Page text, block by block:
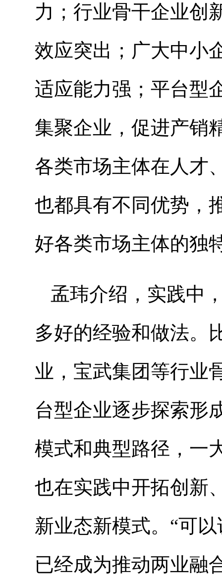
力；行业骨干企业创
效应突出；广大中小
适应能力强；平台型
集聚企业，促进产销
各类市场主体在人才
也都具有不同优势，
好各类市场主体的独
孟玮介绍，实践中
多好的经验和做法。
业，宝武集团等行业
台型企业逐步探索形
模式和典型路径，一
也在实践中开拓创新
新业态新模式。“可
已经成为推动两业融